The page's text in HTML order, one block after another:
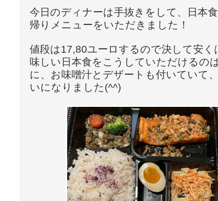
今日のディナーは手抜きをして、日本
帰りメニューをいただきました！
値段は17,80ユーロするので決して安
味しい日本食をこうしていただけるの
に、お味噌汁とデザートも付いていて
いになりました(^^)